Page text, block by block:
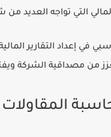
التي تواجه العديد من
في إعداد التقارير
من مصداقية الشركة
المقاولات